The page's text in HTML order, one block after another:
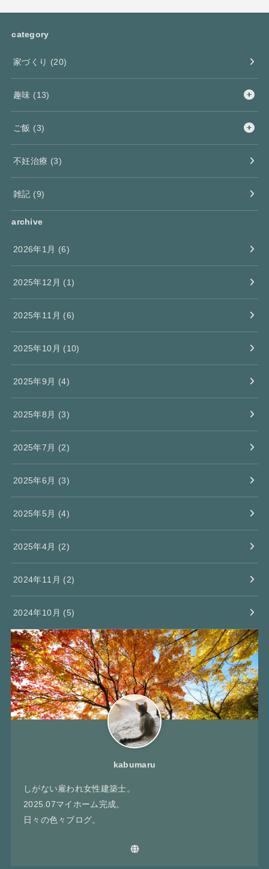
category
家づくり (20)
趣味 (13)
ご飯 (3)
不妊治療 (3)
雑記 (9)
archive
2026年1月 (6)
2025年12月 (1)
2025年11月 (6)
2025年10月 (10)
2025年9月 (4)
2025年8月 (3)
2025年7月 (2)
2025年6月 (3)
2025年5月 (4)
2025年4月 (2)
2024年11月 (2)
2024年10月 (5)
kabumaru
しがない雇われ女性建築士。
2025.07マイホーム完成。
日々の色々ブログ。